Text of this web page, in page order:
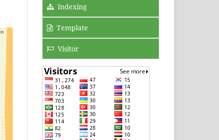
Indexing
Template
Visitor